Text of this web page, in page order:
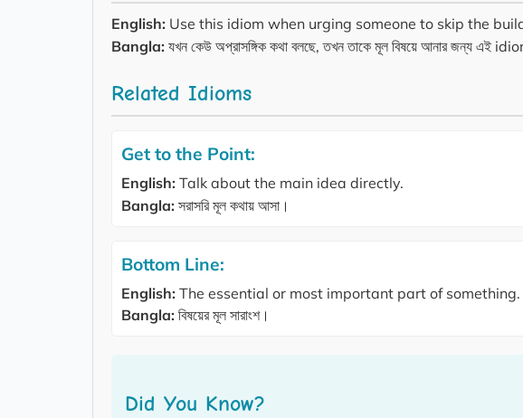
English: Use this idiom when urging someone to skip the
Bangla: যখন কেউ অপ্রাসঙ্গিক কথা বলছে, তখন তাকে মূল বিষয়ে আনার জন্য এই
Related Idioms
Get to the Point:
English: Talk about the main idea directly.
Bangla: সরাসরি মূল কথায় আসা।
Bottom Line:
English: The essential or most important part of something.
Bangla: বিষয়ের মূল সারাংশ।
Did You Know?